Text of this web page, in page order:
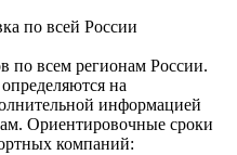
по всей России
по всем регионам России.
на
информацией
Ориентировочные сроки
компаний: